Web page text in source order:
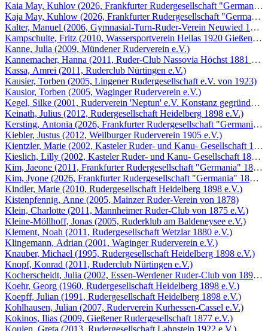
Kaia May, Kuhlov (2026, Frankfurter Rudergesellschaft "Germania"
Kaja May, Kuhlow (2026, Frankfurter Rudergesellschaft
Kalter, Manuel (2006, Gymnasial-Turn-Ruder-Verein Neuwied 1882
Kampschulte, Fritz (2010, Wassersportverein Hellas 1920 Gießen
Kanne, Julia (2009, Mündener Ruderverein e.V.)
Kannemacher, Hanna (2011, Ruder-Club Nassovia Höchst 1881
Kassa, Amrei (2011, Ruderclub Nürtingen e.V.)
Kausier, Torben (2005, Lingener Rudergesellschaft e.V. von 1923)
Kausior, Torben (2005, Waginger Ruderverein e.V.)
Kegel, Silke (2001, Ruderverein 'Neptun' e.V. Konstanz gegründet
Keinath, Julius (2012, Rudergesellschaft Heidelberg 1898 e.V.)
Kersting, Antonia (2026, Frankfurter Rudergesellschaft "Germania"
Kiebler, Justus (2012, Weilburger Ruderverein 1905 e.V.)
Kientzler, Marie (2002, Kasteler Ruder- und Kanu- Gesellschaft
Kieslich, Lilly (2002, Kasteler Ruder- und Kanu- Gesellschaft 1880
Kim, Jaeone (2011, Frankfurter Rudergesellschaft "Germania" 1869
Kim, Jyone (2026, Frankfurter Rudergesellschaft "Germania" 1869
Kindler, Marie (2010, Rudergesellschaft Heidelberg 1898 e.V.)
Kistenpfennig, Anne (2005, Mainzer Ruder-Verein von 1878)
Klein, Charlotte (2011, Mannheimer Ruder-Club von 1875 e.V.)
Kleine-Möllhoff, Jonas (2005, Ruderklub am Baldeneysee e.V.)
Klement, Noah (2011, Rudergesellschaft Wetzlar 1880 e.V.)
Klingemann, Adrian (2001, Waginger Ruderverein e.V.)
Knauber, Michael (1995, Rudergesellschaft Heidelberg 1898 e.V.)
Knopf, Konrad (2011, Ruderclub Nürtingen e.V.)
Kocherscheidt, Julia (2002, Essen-Werdener Ruder-Club von 1896
Koehr, Georg (1960, Rudergesellschaft Heidelberg 1898 e.V.)
Koepff, Julian (1991, Rudergesellschaft Heidelberg 1898 e.V.)
Kohlhausen, Julian (2007, Ruderverein Kurhessen-Cassel e.V.)
Kokinos, Ilias (2009, Gießener Rudergesellschaft 1877 e.V.)
Koulen, Greta (2013, Rudergesellschaft Lahnstein 1922 e.V.)